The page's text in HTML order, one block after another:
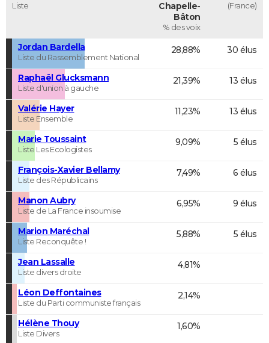
Liste
Chapelle-
Bâton
% des voix
(France)
Jordan Bardella
Liste du Rassemblement National
28,88% 30 élus
Raphaël Glucksmann
Liste d'union à gauche
21,39% 13 élus
Valérie Hayer
Liste Ensemble
11,23% 13 élus
Marie Toussaint
Liste Les Ecologistes
9,09% 5 élus
François-Xavier Bellamy
Liste des Républicains
7,49% 6 élus
Manon Aubry
Liste de La France insoumise
6,95% 9 élus
Marion Maréchal
Liste Reconquête !
5,88% 5 élus
Jean Lassalle
Liste divers droite
4,81%
Léon Deffontaines
Liste du Parti communiste français
2,14%
Hélène Thouy
Liste Divers
1,60%